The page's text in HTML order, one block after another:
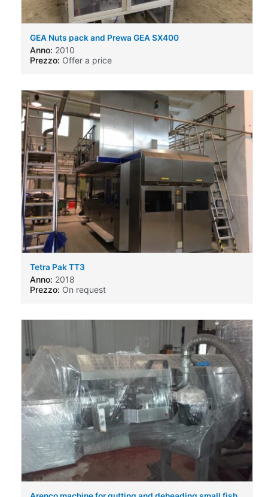
GEA Nuts pack and Prewa GEA SX400
Anno: 2010
Prezzo: Offer a price
Tetra Pak TT3
Anno: 2018
Prezzo: On request